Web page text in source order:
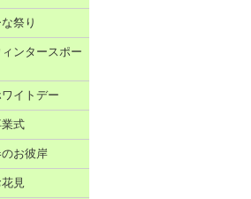
祭り
ンタースポー
イトデー
式
お彼岸
見